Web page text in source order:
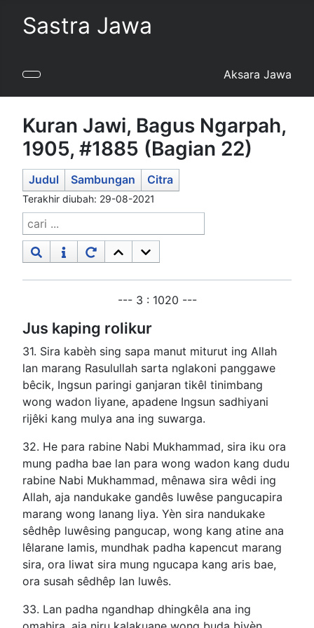
Sastra Jawa
Aksara Jawa
Kuran Jawi, Bagus Ngarpah,
1905, #1885 (Bagian 22)
Judul Sambungan Citra
Terakhir diubah: 29-08-2021
--- 3 : 1020 ---
Jus kaping rolikur
31. Sira kabèh sing sapa manut miturut ing Allah
lan marang Rasulullah sarta nglakoni panggawe
bêcik, Ingsun paringi ganjaran tikêl tinimbang
wong wadon liyane, apadene Ingsun sadhiyani
rijêki kang mulya ana ing suwarga.
32. He para rabine Nabi Mukhammad, sira iku ora
mung padha bae lan para wong wadon kang dudu
rabine Nabi Mukhammad, mênawa sira wêdi ing
Allah, aja nandukake gandês luwêse pangucapira
marang wong lanang liya. Yèn sira nandukake
sêdhêp luwêsing pangucap, wong kang atine ana
lêlarane lamis, mundhak padha kapencut marang
sira, ora liwat sira mung ngucapa kang aris bae,
ora susah sêdhêp lan luwês.
33. Lan padha ngandhap dhingkêla ana ing